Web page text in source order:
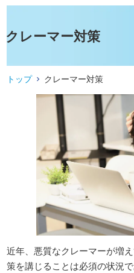
クレーマー対策
トップ クレーマー対策
近年、悪質なクレーマーが増
策を講じることは必須の状況で